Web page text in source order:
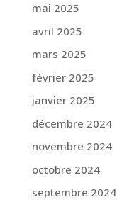
mai 2025
avril 2025
mars 2025
février 2025
janvier 2025
décembre 2024
novembre 2024
octobre 2024
septembre 2024